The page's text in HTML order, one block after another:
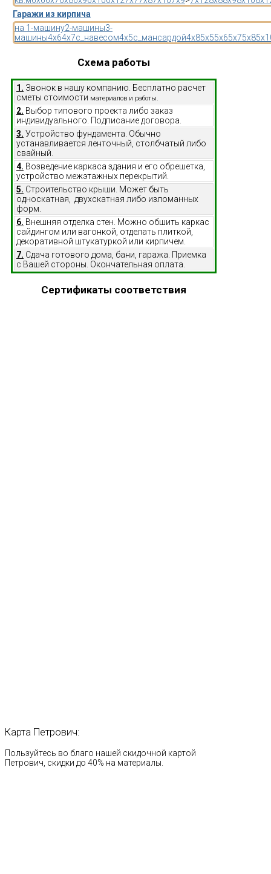
Гаражи из кирпича
на 1-машину2-машины3-
машины4x64x7с_навесом4x5с_мансардой4x85x55x65x75x8
Схема работы
1. Звонок в нашу компанию. Бесплатно расчет
сметы стоимости материалов и работы.
2. Выбор типового проекта либо заказ
индивидуального. Подписание договора.
3. Устройство фундамента. Обычно
устанавливается ленточный, столбчатый либо
свайный.
4. Возведение каркаса здания и его обрешетка,
устройство межэтажных перекрытий.
5. Строительство крыши. Может быть
односкатная, двухскатная либо изломанных
форм.
6. Внешняя отделка стен. Можно обшить каркас
сайдингом или вагонкой, отделать плиткой,
декоративной штукатуркой или кирпичем.
7. Сдача готового дома, бани, гаража. Приемка
с Вашей стороны. Окончательная оплата.
Сертификаты соответствия
Карта Петрович:
Пользуйтесь во благо нашей скидочной картой
Петрович, скидки до 40% на материалы.